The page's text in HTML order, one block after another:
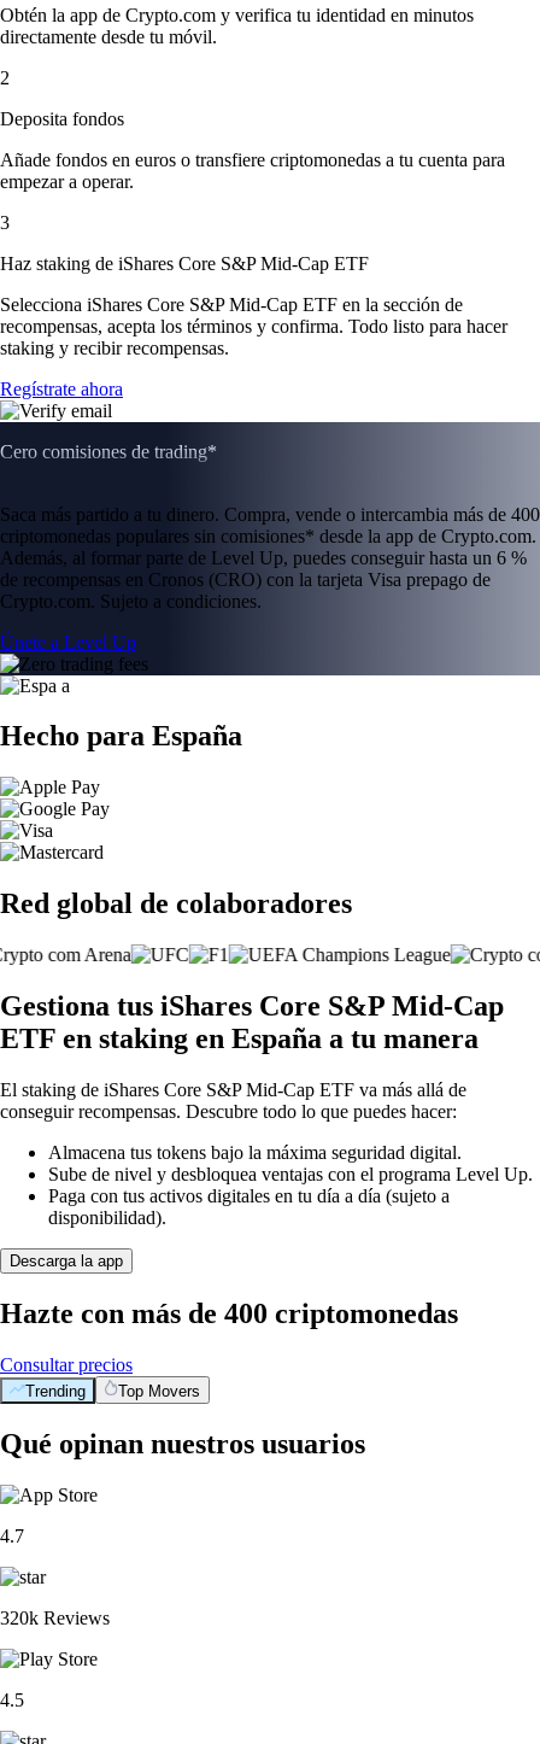
Obtén la app de Crypto.com y verifica tu identidad en minutos
directamente desde tu móvil.
2
Deposita fondos
Añade fondos en euros o transfiere criptomonedas a tu cuenta para
empezar a operar.
3
Haz staking de iShares Core S&P Mid-Cap ETF
Selecciona iShares Core S&P Mid-Cap ETF en la sección de
recompensas, acepta los términos y confirma. Todo listo para hacer
staking y recibir recompensas.
Regístrate ahora
Cero comisiones de trading*
Saca más partido a tu dinero. Compra, vende o intercambia más de 400
criptomonedas populares sin comisiones* desde la app de Crypto.com.
Además, al formar parte de Level Up, puedes conseguir hasta un 6 %
de recompensas en Cronos (CRO) con la tarjeta Visa prepago de
Crypto.com. Sujeto a condiciones.
Únete a Level Up
Hecho para España
Red global de colaboradores
Gestiona tus iShares Core S&P Mid-Cap
ETF en staking en España a tu manera
El staking de iShares Core S&P Mid-Cap ETF va más allá de
conseguir recompensas. Descubre todo lo que puedes hacer:
Almacena tus tokens bajo la máxima seguridad digital.
Sube de nivel y desbloquea ventajas con el programa Level Up.
Paga con tus activos digitales en tu día a día (sujeto a
disponibilidad).
Descarga la app
Hazte con más de 400 criptomonedas
Consultar precios
Trending Top Movers
Qué opinan nuestros usuarios
4.7
320k Reviews
4.5